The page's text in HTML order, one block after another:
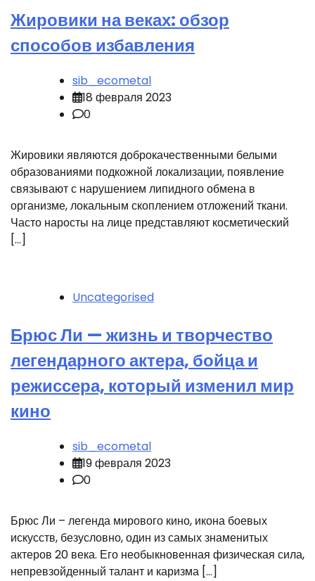
Жировики на веках: обзор
способов избавления
sib_ecometal
18 февраля 2023
0
Жировики являются доброкачественными белыми
образованиями подкожной локализации, появление
связывают с нарушением липидного обмена в
организме, локальным скоплением отложений ткани.
Часто наросты на лице представляют косметический
[…]
Uncategorised
Брюс Ли — жизнь и творчество
легендарного актера, бойца и
режиссера, который изменил мир
кино
sib_ecometal
19 февраля 2023
0
Брюс Ли – легенда мирового кино, икона боевых
искусств, безусловно, один из самых знаменитых
актеров 20 века. Его необыкновенная физическая сила,
непревзойденный талант и каризма […]